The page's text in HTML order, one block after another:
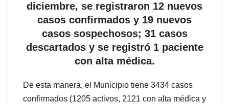
diciembre, se registraron 12 nuevos
casos confirmados y 19 nuevos
casos sospechosos; 31 casos
descartados y se registró 1 paciente
con alta médica.
De esta manera, el Municipio tiene 3434 casos
confirmados (1205 activos, 2121 con alta médica y